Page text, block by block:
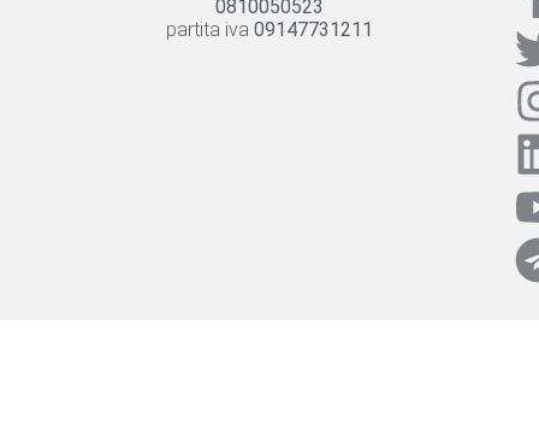
0810050523
partita iva 09147731211